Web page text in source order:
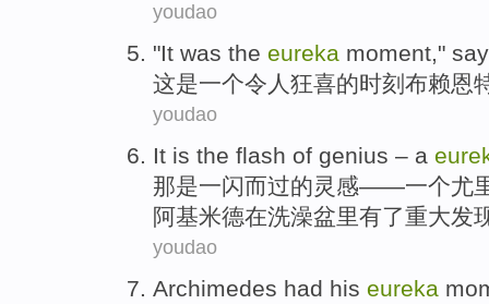
youdao
"It was the eureka moment,"
这是一个令人狂喜的时刻 布赖恩
youdao
It is the flash of genius – a
那是一闪而过的灵感——一个尤
阿基米德在洗澡盆里有了重大发
youdao
Archimedes had his eureka